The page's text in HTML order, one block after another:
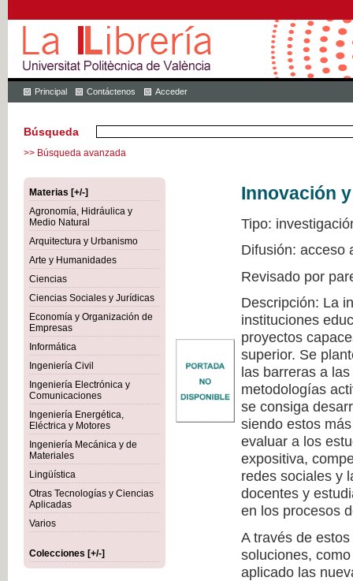
Principal Contáctenos Acceder
Búsqueda
>> Búsqueda avanzada
Materias [+/-]
Agronomía, Hidráulica y
Medio Natural
Arquitectura y Urbanismo
Arte y Humanidades
Ciencias
Ciencias Sociales y Jurídicas
Economía y Organización de
Empresas
Informática
Ingeniería Civil
Ingeniería Electrónica y
Comunicaciones
Ingeniería Energética,
Eléctrica y Motores
Ingeniería Mecánica y de
Materiales
Lingüística
Otras Tecnologías y Ciencias
Aplicadas
Varios
Colecciones [+/-]
Innovación
Tipo:
Difusión: acceso
Revisado por
Descripción: La
instituciones
proyectos
superior. Se
las barreras a
metodologías
se consiga
siendo estos
evaluar a los
expositiva,
redes sociales y
docentes y
en los procesos
A través de
soluciones,
aplicado las